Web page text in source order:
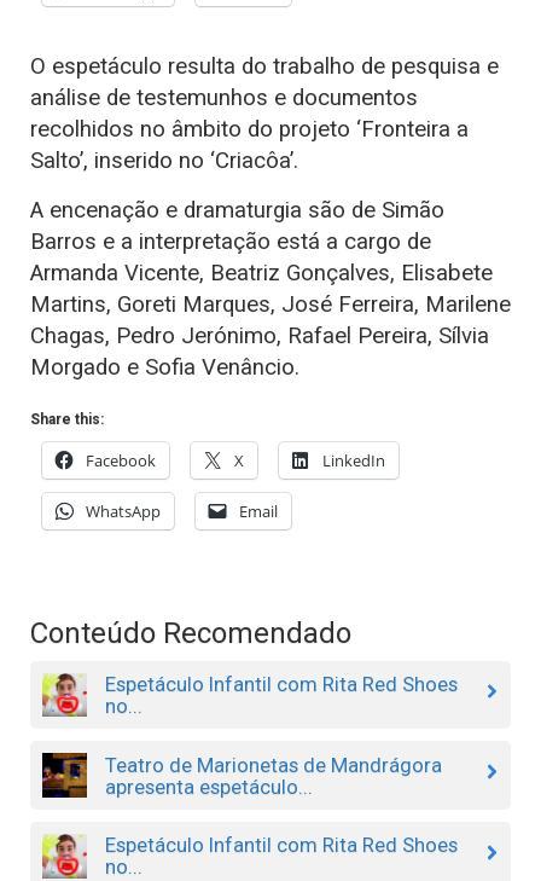
O espetáculo resulta do trabalho de pesquisa e
análise de testemunhos e documentos
recolhidos no âmbito do projeto ‘Fronteira a
Salto’, inserido no ‘Criacôa’.
A encenação e dramaturgia são de Simão
Barros e a interpretação está a cargo de
Armanda Vicente, Beatriz Gonçalves, Elisabete
Martins, Goreti Marques, José Ferreira, Marilene
Chagas, Pedro Jerónimo, Rafael Pereira, Sílvia
Morgado e Sofia Venâncio.
Share this:
Facebook X LinkedIn
WhatsApp Email
Conteúdo Recomendado
Espetáculo Infantil com Rita Red Shoes
no...
Teatro de Marionetas de Mandrágora
apresenta espetáculo...
Espetáculo Infantil com Rita Red Shoes
no...